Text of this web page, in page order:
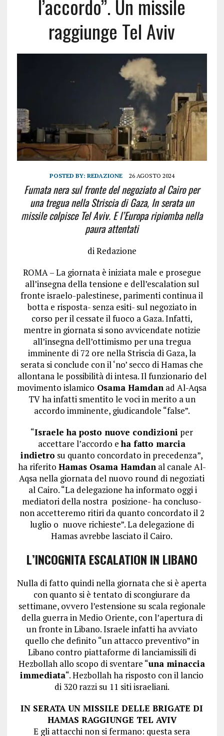
l’accordo”. Un missile
raggiunge Tel Aviv
POSTED BY: REDAZIONE 26 AGOSTO 2024
Fumata nera sul fronte del negoziato al Cairo per
una tregua nella Striscia di Gaza, In serata un
missile colpisce Tel Aviv. E l’Europa ripiomba nella
paura attentati
di Redazione
ROMA – La giornata è iniziata male e prosegue
all’insegna della tensione e dell’escalation sul
fronte israelo-palestinese, parimenti continua il
botta e risposta- senza esiti- sul negoziato in
corso per il cessate il fuoco a Gaza. Infatti,
mentre in giornata si sono avvicendate notizie
all’insegna dell’ottimismo per una tregua
imminente di 72 ore nella Striscia di Gaza, la
serata si conclude con il ‘no’ secco di Hamas che
allontana le possibilità di intesa. Il funzionario del
movimento islamico Osama Hamdan ad Al-Aqsa
TV ha infatti smentito le voci in merito a un
accordo imminente, giudicandole “false”.
“Israele ha posto nuove condizioni per
accettare l’accordo eha fatto marcia
indietro su quanto concordato in precedenza”,
ha riferito Hamas Osama Hamdanal canale Al-
Aqsa nella giornata del nuovo round di negoziati
al Cairo. “La delegazione ha informato oggi i
mediatori della nostra posizione- ha concluso-
non accetteremo ritiri da quanto concordato il 2
luglio o nuove richieste”. La delegazione di
Hamas avrebbe lasciato il Cairo.
L’INCOGNITA ESCALATION IN LIBANO
Nulla di fatto quindi nella giornata che si è aperta
con quanto si è tentato di scongiurare da
settimane, ovvero l’estensione su scala regionale
della guerra in Medio Oriente, con l’apertura di
un fronte in Libano. Israele infatti ha avviato
quello che definito “un attacco preventivo” in
Libano contro piattaforme di lanciamissili di
Hezbollah allo scopo di sventare “una minaccia
immediata“. Hezbollah ha risposto con il lancio
di 320 razzi su 11 siti israeliani.
IN SERATA UN MISSILE DELLE BRIGATE DI
HAMAS RAGGIUNGE TEL AVIV
E gli attacchi non si fermano: questa sera